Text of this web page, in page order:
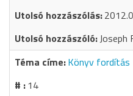
Joseph
Könyv fordítás
14